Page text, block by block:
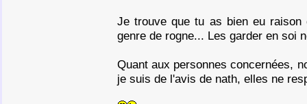
Je trouve que tu as bien eu
genre de rogne... Les garder en soi
Quant aux personnes concernées,
je suis de l'avis de nath, elles ne